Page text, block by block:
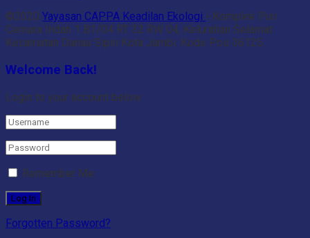
©2020 Yayasan CAPPA Keadilan Ekologi - Komplek Puri
Cemara Indah 1 B1/04 RT 32 RW 04, Kelurahan Selamat
Kecamatan Danau Sipin Kota Jambi. Kode Pos 36125.
Welcome Back!
Login to your account below
Remember Me
Forgotten Password?